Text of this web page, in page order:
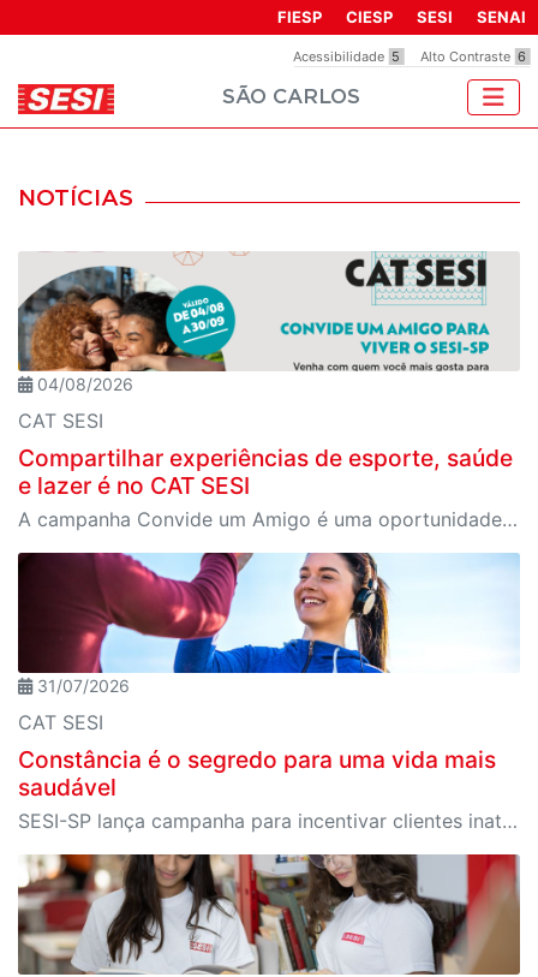
Acessibilidade 5 Alto Contraste 6
FIESP CIESP SESI SENAI
SÃO CARLOS
NOTÍCIAS
04/08/2026
CAT SESI
Compartilhar experiências de esporte, saúde
e lazer é no CAT SESI
A campanha Convide um Amigo é uma oportunidade para reunir amigos para aproveitar juntos toda a estrutura da unidade SESI-SP mais próxima. Os benefícios para clientes e convidados estão no regulamento.
31/07/2026
CAT SESI
Constância é o segredo para uma vida mais
saudável
SESI-SP lança campanha para incentivar clientes inativos a retomarem a prática de atividades físicas, esporte e lazer com benefícios exclusivos